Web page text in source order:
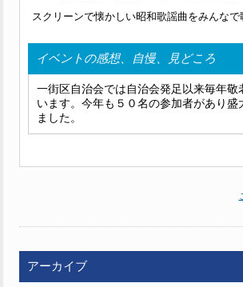
スクリーンで懐かしい昭和歌謡曲をみんなで
イベントの感想、自慢、見どころ
一街区自治会では自治会発足以来毎年敬
います。今年も５０名の参加者があり盛
ました。
アーカイブ